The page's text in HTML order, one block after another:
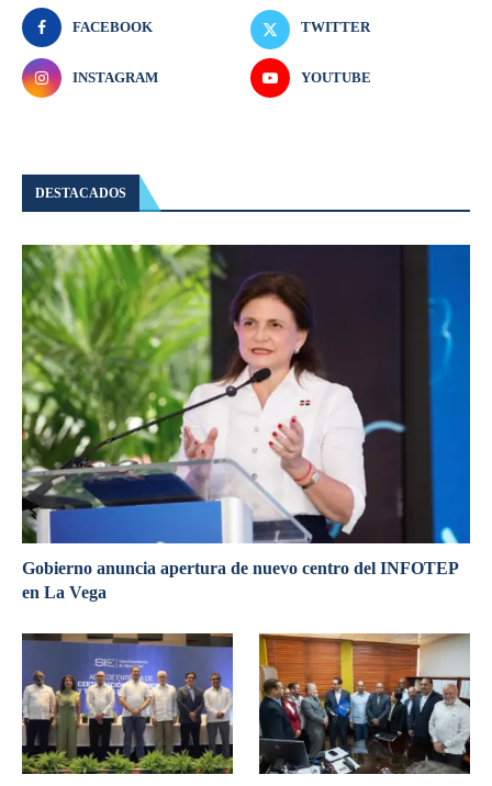
FACEBOOK TWITTER
INSTAGRAM YOUTUBE
DESTACADOS
Gobierno anuncia apertura de nuevo centro del INFOTEP
en La Vega